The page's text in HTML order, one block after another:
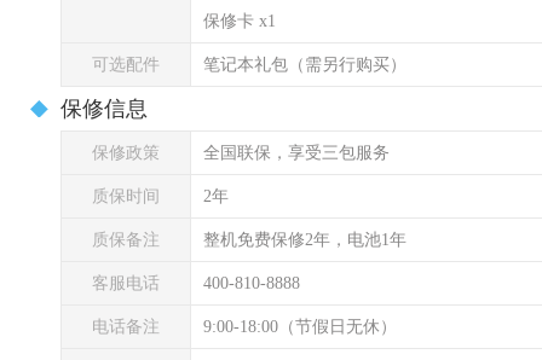
保修卡 x1
可选配件 笔记本礼包（需另行购买）
保修信息
保修政策 全国联保，享受三包服务
质保时间 2年
质保备注 整机免费保修2年，电池1年
客服电话 400-810-8888
电话备注 9:00-18:00（节假日无休）